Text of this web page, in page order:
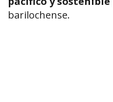
barilochense.